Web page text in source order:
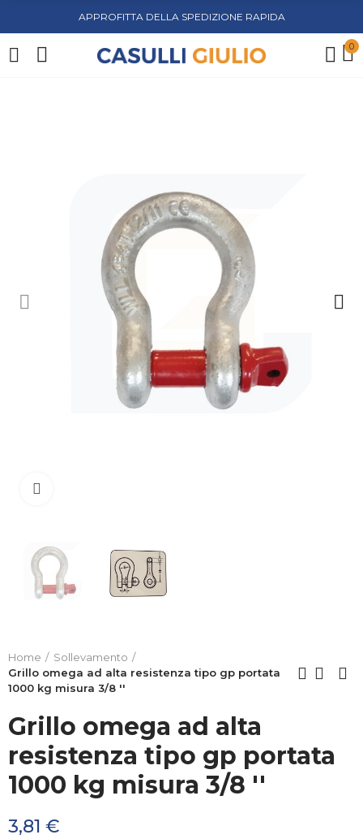
APPROFITTA DELLA SPEDIZIONE RAPIDA
0
Home
Sollevamento
Grillo omega ad alta resistenza tipo gp portata
1000 kg misura 3/8 ''
Grillo omega ad alta
resistenza tipo gp portata
1000 kg misura 3/8 ''
3,81 €